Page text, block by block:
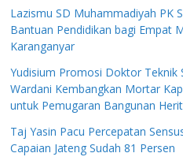
Lazismu SD Muhammadiyah PK
Bantuan Pendidikan bagi Empat
Karanganyar
Yudisium Promosi Doktor Teknik
Wardani Kembangkan Mortar
untuk Pemugaran Bangunan
Taj Yasin Pacu Percepatan
Capaian Jateng Sudah 81 Persen